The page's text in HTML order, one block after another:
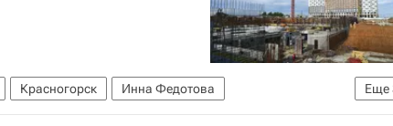
Еще
Красногорск
Инна Федотова
Строительство